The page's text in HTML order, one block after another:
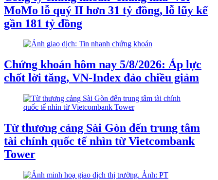
MoMo lỗ quý II hơn 31 tỷ đồng, lỗ lũy kế
gần 181 tỷ đồng
Chứng khoán hôm nay 5/8/2026: Áp lực
chốt lời tăng, VN-Index đảo chiều giảm
Từ thương cảng Sài Gòn đến trung tâm
tài chính quốc tế nhìn từ Vietcombank
Tower